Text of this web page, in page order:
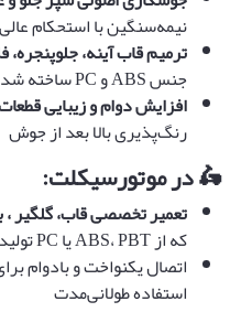
نیمه‌سنگین با استحکام عالی
ترمیم قاب آینه،
جنس ABS و PC ساخته شده‌اند
افزایش دوام و زیبایی
رنگ‌پذیری بالا بعد از جوش
🛵در موتورسیکلت:
تعمیر تخصصی قاب، گلگیر
که از ABS، PBT یا PC تولید شده‌اند
اتصال یکنواخت و بادوام
استفاده طولانی‌مدت